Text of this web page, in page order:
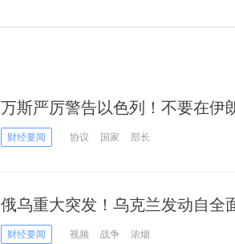
万斯严厉警告以色列！不要在伊
友”特朗普对着干
财经要闻 协议 国家 部长
俄乌重大突发！乌克兰发动自全
规模袭击
财经要闻 视频 战争 浓烟